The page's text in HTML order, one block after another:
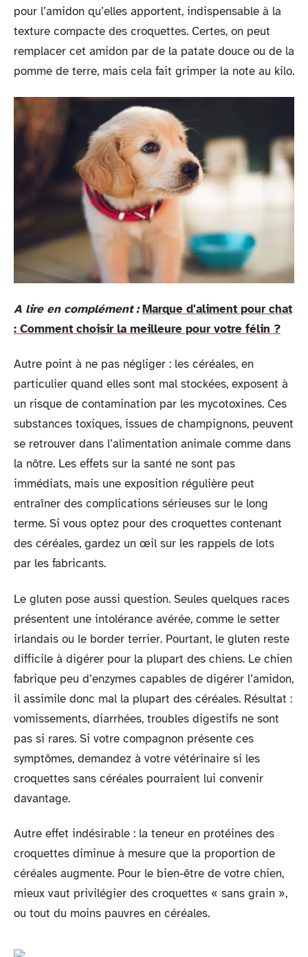
pour l’amidon qu’elles apportent, indispensable à la
texture compacte des croquettes. Certes, on peut
remplacer cet amidon par de la patate douce ou de la
pomme de terre, mais cela fait grimper la note au kilo.
A lire en complément : Marque d'aliment pour chat
: Comment choisir la meilleure pour votre félin ?
Autre point à ne pas négliger : les céréales, en
particulier quand elles sont mal stockées, exposent à
un risque de contamination par les mycotoxines. Ces
substances toxiques, issues de champignons, peuvent
se retrouver dans l’alimentation animale comme dans
la nôtre. Les effets sur la santé ne sont pas
immédiats, mais une exposition régulière peut
entraîner des complications sérieuses sur le long
terme. Si vous optez pour des croquettes contenant
des céréales, gardez un œil sur les rappels de lots
par les fabricants.
Le gluten pose aussi question. Seules quelques races
présentent une intolérance avérée, comme le setter
irlandais ou le border terrier. Pourtant, le gluten reste
difficile à digérer pour la plupart des chiens. Le chien
fabrique peu d’enzymes capables de digérer l’amidon,
il assimile donc mal la plupart des céréales. Résultat :
vomissements, diarrhées, troubles digestifs ne sont
pas si rares. Si votre compagnon présente ces
symptômes, demandez à votre vétérinaire si les
croquettes sans céréales pourraient lui convenir
davantage.
Autre effet indésirable : la teneur en protéines des
croquettes diminue à mesure que la proportion de
céréales augmente. Pour le bien-être de votre chien,
mieux vaut privilégier des croquettes « sans grain »,
ou tout du moins pauvres en céréales.